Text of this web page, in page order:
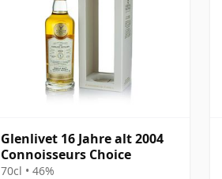
Glenlivet 16 Jahre alt 2004
Connoisseurs Choice
70cl • 46%